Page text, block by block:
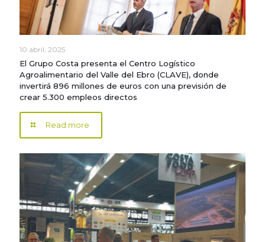
10 abril, 2025
El Grupo Costa presenta el Centro Logístico
Agroalimentario del Valle del Ebro (CLAVE), donde
invertirá 896 millones de euros con una previsión de
crear 5.300 empleos directos
Read more